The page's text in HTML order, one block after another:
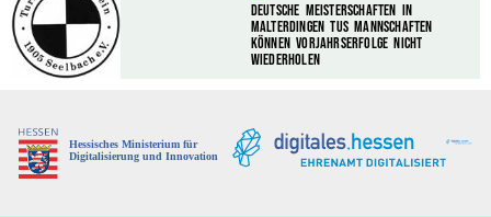
Deutsche Meisterschaften in
Malterdingen TuS Mannschaften
können Vorjahrserfolge nicht
wiederholen